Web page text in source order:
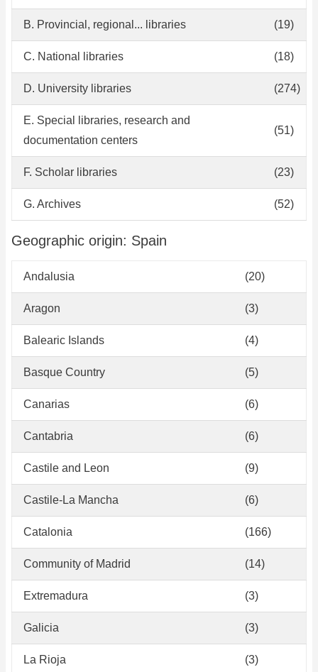
B. Provincial, regional... libraries (19)
C. National libraries (18)
D. University libraries (274)
E. Special libraries, research and
documentation centers
(51)
F. Scholar libraries (23)
G. Archives (52)
Geographic origin: Spain
Andalusia (20)
Aragon (3)
Balearic Islands (4)
Basque Country (5)
Canarias (6)
Cantabria (6)
Castile and Leon (9)
Castile-La Mancha (6)
Catalonia (166)
Community of Madrid (14)
Extremadura (3)
Galicia (3)
La Rioja (3)